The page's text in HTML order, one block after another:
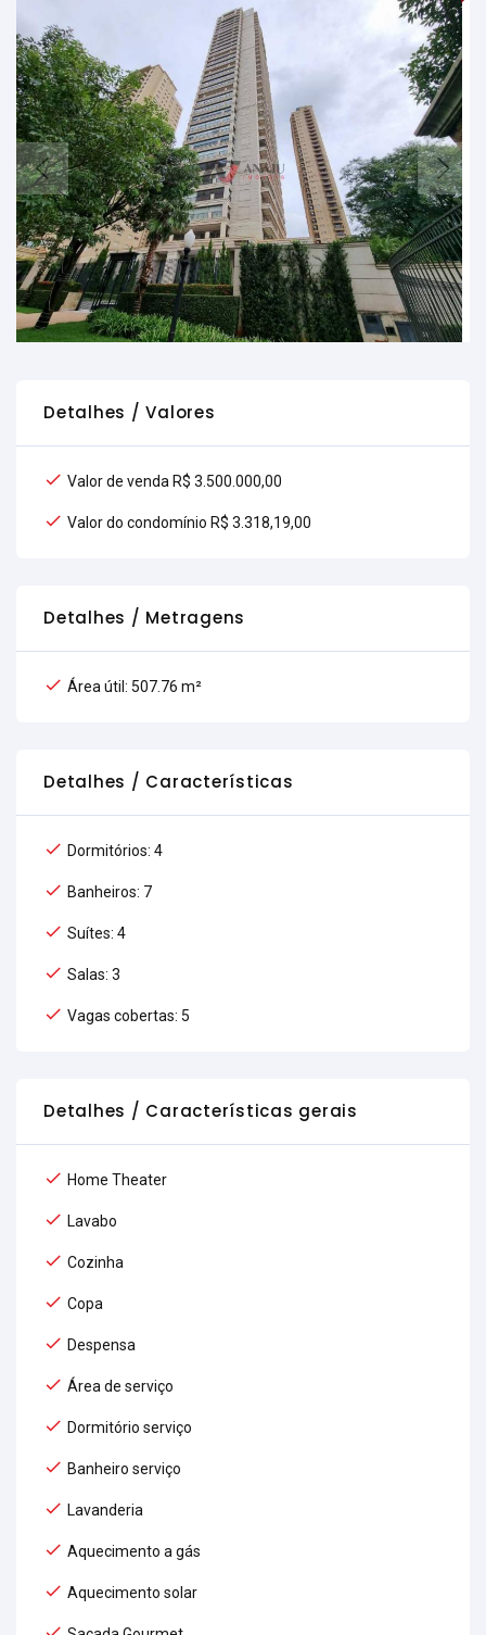
Detalhes / Valores
Valor de venda R$ 3.500.000,00
Valor do condomínio R$ 3.318,19,00
Detalhes / Metragens
Área útil: 507.76 m²
Detalhes / Características
Dormitórios: 4
Banheiros: 7
Suítes: 4
Salas: 3
Vagas cobertas: 5
Detalhes / Características gerais
Home Theater
Lavabo
Cozinha
Copa
Despensa
Área de serviço
Dormitório serviço
Banheiro serviço
Lavanderia
Aquecimento a gás
Aquecimento solar